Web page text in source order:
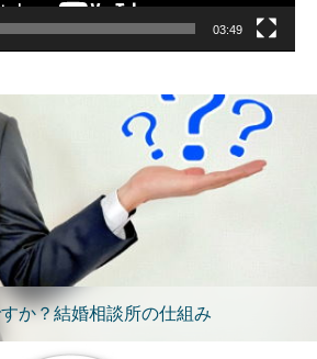
03:49
か？結婚相談所の仕組み